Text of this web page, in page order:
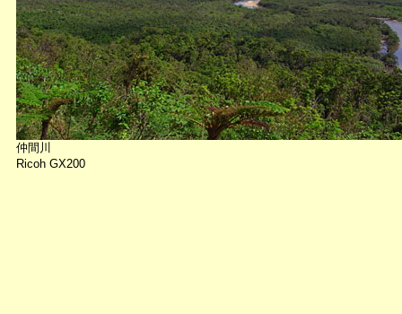
仲間川
Ricoh GX200